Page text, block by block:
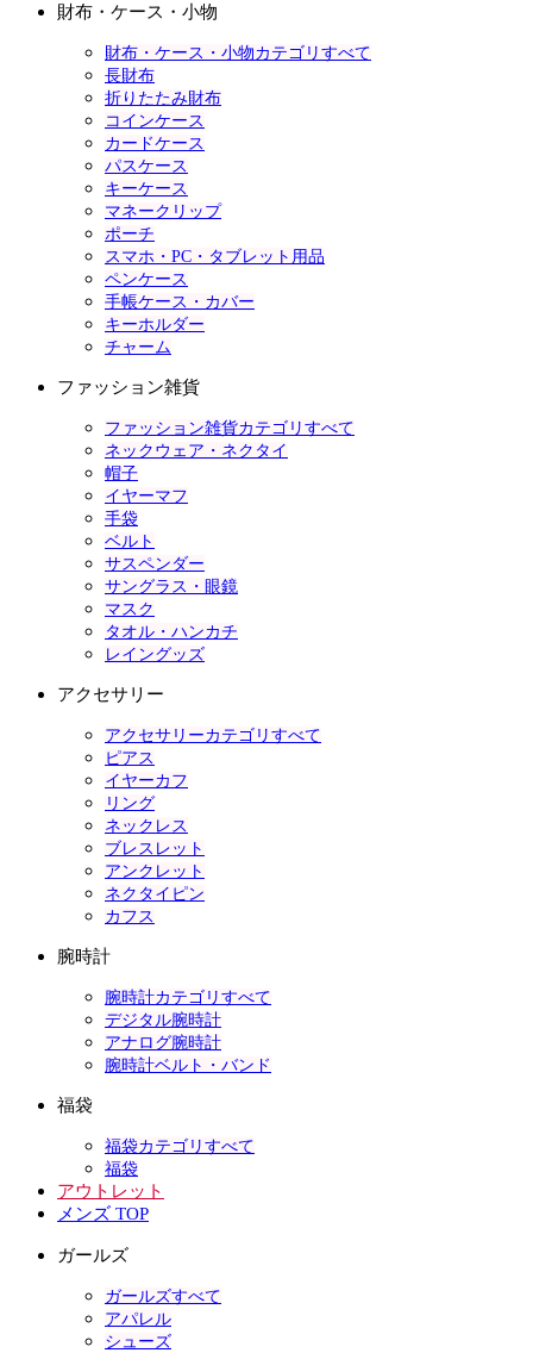
財布・ケース・小物
財布・ケース・小物カテゴリすべて
長財布
折りたたみ財布
コインケース
カードケース
パスケース
キーケース
マネークリップ
ポーチ
スマホ・PC・タブレット用品
ペンケース
手帳ケース・カバー
キーホルダー
チャーム
ファッション雑貨
ファッション雑貨カテゴリすべて
ネックウェア・ネクタイ
帽子
イヤーマフ
手袋
ベルト
サスペンダー
サングラス・眼鏡
マスク
タオル・ハンカチ
レイングッズ
アクセサリー
アクセサリーカテゴリすべて
ピアス
イヤーカフ
リング
ネックレス
ブレスレット
アンクレット
ネクタイピン
カフス
腕時計
腕時計カテゴリすべて
デジタル腕時計
アナログ腕時計
腕時計ベルト・バンド
福袋
福袋カテゴリすべて
福袋
アウトレット
メンズ TOP
ガールズ
ガールズすべて
アパレル
シューズ